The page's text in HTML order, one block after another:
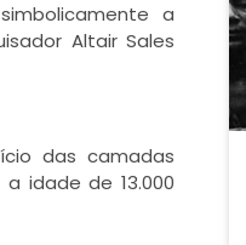
a
Altair Sales
das camadas
idade de 13.000